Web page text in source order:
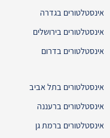
אינסטלטורים בגדרה
אינסטלטורים בירושלים
אינסטלטורים בדרום
אינסטלטורים בתל אביב
אינסטלטורים ברעננה
אינסטלטורים ברמת גן